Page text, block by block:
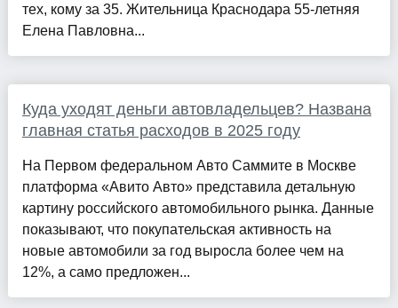
тех, кому за 35. Жительница Краснодара 55-летняя
Елена Павловна...
Куда уходят деньги автовладельцев? Названа
главная статья расходов в 2025 году
На Первом федеральном Авто Саммите в Москве
платформа «Авито Авто» представила детальную
картину российского автомобильного рынка. Данные
показывают, что покупательская активность на
новые автомобили за год выросла более чем на
12%, а само предложен...